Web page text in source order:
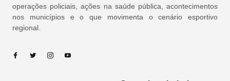
operações policiais, ações na saúde pública, acontecimentos
nos municípios e o que movimenta o cenário esportivo
regional.